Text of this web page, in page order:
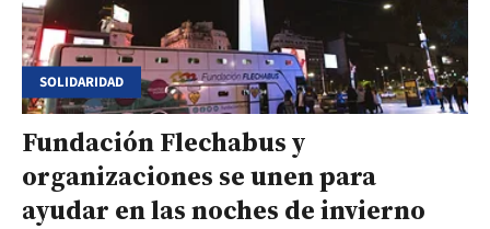
SOLIDARIDAD
Fundación Flechabus y
organizaciones se unen para
ayudar en las noches de invierno